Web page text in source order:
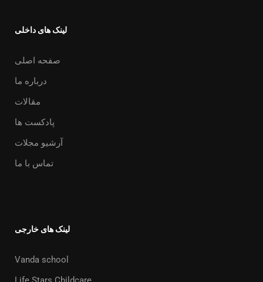
لینک های داخلی
صفحه اصلی
درباره ما
مقالات
پادکست ها
آرشیو مجلات
تماس با ما
لینک های خارجی
Vanda school